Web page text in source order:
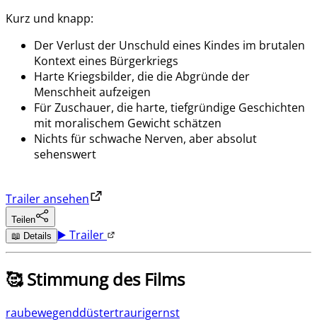
Kurz und knapp:
Der Verlust der Unschuld eines Kindes im brutalen
Kontext eines Bürgerkriegs
Harte Kriegsbilder, die die Abgründe der
Menschheit aufzeigen
Für Zuschauer, die harte, tiefgründige Geschichten
mit moralischem Gewicht schätzen
Nichts für schwache Nerven, aber absolut
sehenswert
Trailer ansehen
Teilen
📖 Details ▶️ Trailer
🥰 Stimmung des Films
raubewegenddüstertraurigernst